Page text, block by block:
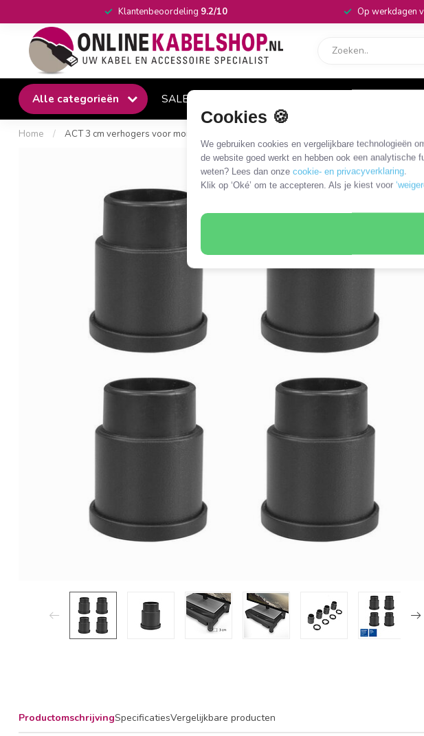
Cookies 🍪
We gebruiken cookies en vergelijkbare technologieën
de website goed werkt en hebben ook een analytische
weten? Lees dan onze cookie- en privacyverklaring.
Klik op ‘Oké’ om te accepteren. Als je kiest voor
Klantenbeoordeling 9.2/10 Op werkdagen
Alle categorieën SALE
Home / ACT 3 cm verhogers voor monitor standaards/verhogers AC8210 en AC8215
ProductomschrijvingSpecificatiesVergelijkbare producten